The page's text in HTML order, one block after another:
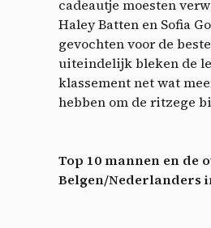
cadeautje moesten
Haley Batten en Sofia
gevochten voor de
uiteindelijk bleken de
klassement net wat
hebben om de ritzege
Top 10 mannen en de
Belgen/Nederlanders